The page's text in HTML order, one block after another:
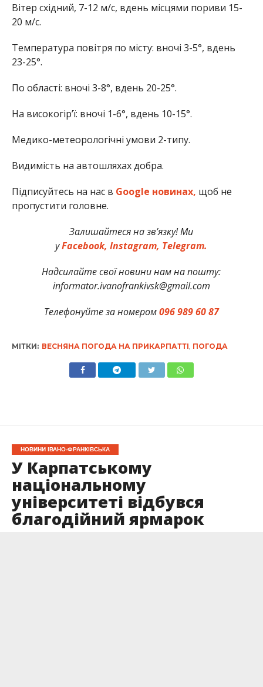
Вітер східний, 7-12 м/с, вдень місцями пориви 15-
20 м/с.
Температура повітря по місту: вночі 3-5°, вдень
23-25°.
По області: вночі 3-8°, вдень 20-25°.
На високогір’ї: вночі 1-6°, вдень 10-15°.
Медико-метеорологічні умови 2-типу.
Видимість на автошляхах добра.
Підписуйтесь на нас в Google новинах, щоб не
пропустити головне.
Залишайтеся на зв’язку! Ми
уFacebook, Instagram, Telegram.
Надсилайте свої новини нам на пошту:
informator.ivanofrankivsk@gmail.com
Телефонуйте за номером096 989 60 87
МІТКИ: ВЕСНЯНА ПОГОДА НА ПРИКАРПАТТІ ПОГОДА
НОВИНИ ІВАНО-ФРАНКІВСЬКА
У Карпатському
національному
університеті відбувся
благодійний ярмарок